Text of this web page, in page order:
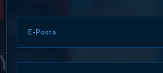
ARAMA SONUÇLARI
E-Posta